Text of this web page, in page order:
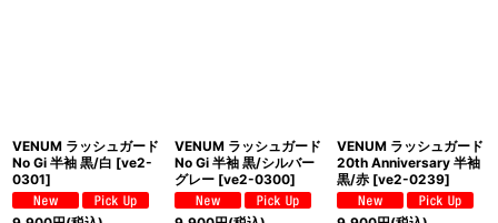
VENUM ラッシュガード
No Gi 半袖 黒/白 [ve2-
0301]
VENUM ラッシュガード
No Gi 半袖 黒/シルバー
グレー [ve2-0300]
VENUM ラッシュガード
20th Anniversary 半袖
黒/赤 [ve2-0239]